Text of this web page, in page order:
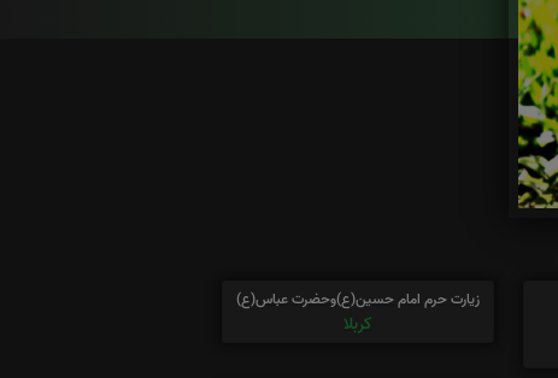
زیارت حرم امام حسین(ع)وحضرت عباس(ع)
کربلا